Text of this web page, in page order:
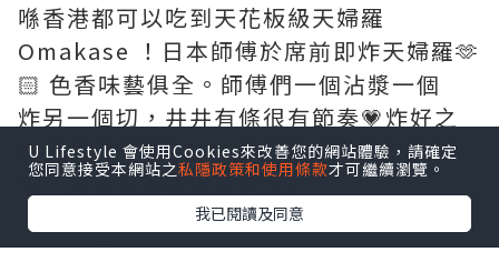
喺香港都可以吃到天花板級天婦羅
Omakase ！日本師傅於席前即炸天婦羅🫶
🏻 色香味藝俱全。師傅們一個沾漿一個
炸另一個切，井井有條很有節奏💗炸好之
後用長筷子夾着先大動作優雅地Fing幾
下，然後親手遞上客人面前。
U Lifestyle 會使用Cookies來改善您的網站體驗，請確定
您同意接受本網站之私隱政策和使用條款才可繼續瀏覽。
我已閱讀及同意